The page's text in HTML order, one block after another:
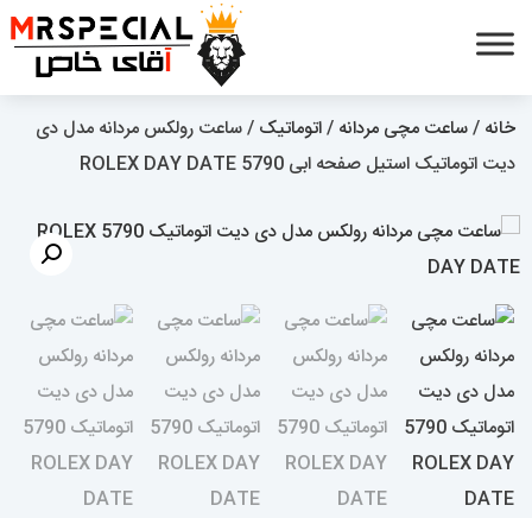
خانه /ساعت مچی مردانه /اتوماتیک / ساعت رولکس مردانه مدل دی
دیت اتوماتیک استیل صفحه ابی 5790 ROLEX DAY DATE